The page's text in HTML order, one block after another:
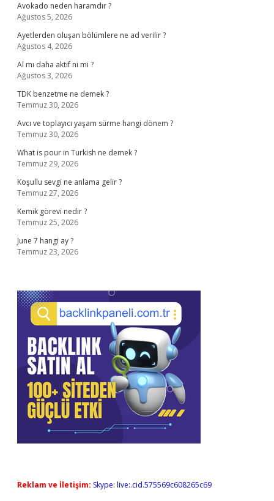
Avokado neden haramdır ?
Ağustos 5, 2026
Ayetlerden oluşan bölümlere ne ad verilir ?
Ağustos 4, 2026
Al mı daha aktif ni mi ?
Ağustos 3, 2026
TDK benzetme ne demek ?
Temmuz 30, 2026
Avcı ve toplayıcı yaşam sürme hangi dönem ?
Temmuz 30, 2026
What is pour in Turkish ne demek ?
Temmuz 29, 2026
Koşullu sevgi ne anlama gelir ?
Temmuz 27, 2026
Kemik görevi nedir ?
Temmuz 25, 2026
June 7 hangi ay ?
Temmuz 23, 2026
Reklam ve İletişim: Skype: live:.cid.575569c608265c69